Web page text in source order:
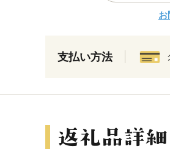
お
支払い方法